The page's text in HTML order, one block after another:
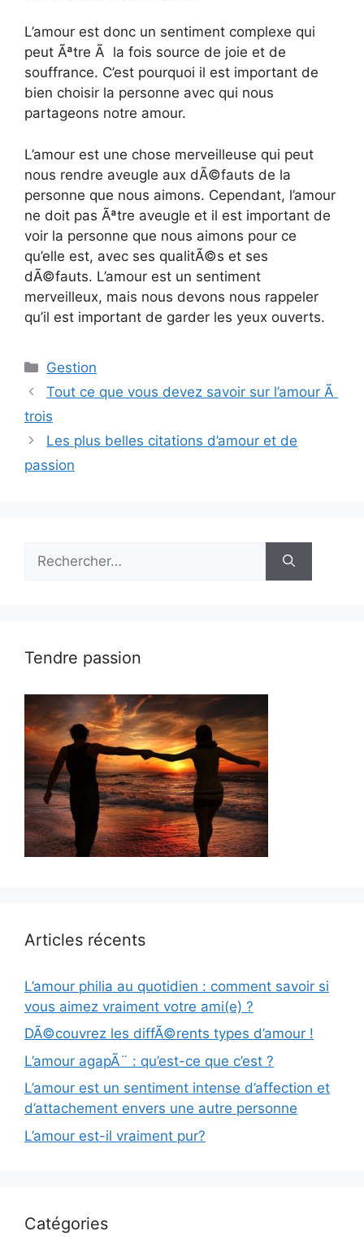
L’amour est donc un sentiment complexe qui
peut Ãªtre Ã la fois source de joie et de
souffrance. C’est pourquoi il est important de
bien choisir la personne avec qui nous
partageons notre amour.
L’amour est une chose merveilleuse qui peut
nous rendre aveugle aux dÃ©fauts de la
personne que nous aimons. Cependant, l’amour
ne doit pas Ãªtre aveugle et il est important de
voir la personne que nous aimons pour ce
qu’elle est, avec ses qualitÃ©s et ses
dÃ©fauts. L’amour est un sentiment
merveilleux, mais nous devons nous rappeler
qu’il est important de garder les yeux ouverts.
Catégories
Gestion
Tout ce que vous devez savoir sur l’amour Ã
trois
Les plus belles citations d’amour et de
passion
Tendre passion
Articles récents
L’amour philia au quotidien : comment savoir si
vous aimez vraiment votre ami(e) ?
DÃ©couvrez les diffÃ©rents types d’amour !
L’amour agapÃ¨ : qu’est-ce que c’est ?
L’amour est un sentiment intense d’affection et
d’attachement envers une autre personne
L’amour est-il vraiment pur?
Catégories